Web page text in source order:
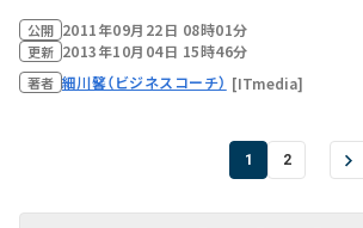
公開 2011年09月22日 08時01分
更新 2013年10月04日 15時46分
著者 細川馨（ビジネスコーチ） [ITmedia]
1 2